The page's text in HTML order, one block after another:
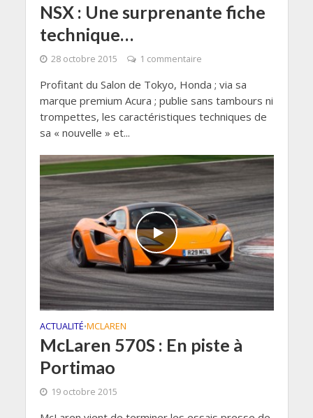
NSX : Une surprenante fiche
technique…
28 octobre 2015 1 commentaire
Profitant du Salon de Tokyo, Honda ; via sa
marque premium Acura ; publie sans tambours ni
trompettes, les caractéristiques techniques de
sa « nouvelle » et...
ACTUALITÉ•MCLAREN
McLaren 570S : En piste à
Portimao
19 octobre 2015